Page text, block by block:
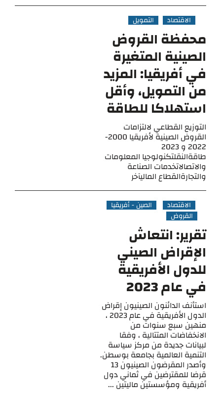
الاقتصاد التمويل
محفظة القروض
الصينية المتغيرة
في أفريقيا: المزيد
من التمويل، وأقل
استهلاكا للطاقة
التوزيع القطاعي لالتزامات
القروض الصينية لأفريقيا 2000-
2022 و 2023
طاقةالنقلتكنولوجيا المعلومات
والاتصالاتخدمات الصناعة
والتجارةالقطاع الماليآخر
الاقتصاد
الصين - أفريقيا
القروض
تقرير: انتعاش
الإقراض الصيني
للدول الأفريقية
في عام 2023
استأنف الدائنون الصينيون إقراض
الدول الأفريقية في عام 2023 ،
منهين سبع سنوات من
الانخفاضات المتتالية ، وفقا
لبيانات جديدة من مركز سياسة
التنمية العالمية بجامعة بوسطن.
وأصدر المقرضون الصينيون 13
قرضا للمقترضين في ثماني دول
أفريقية ومؤسستين ماليتين ...